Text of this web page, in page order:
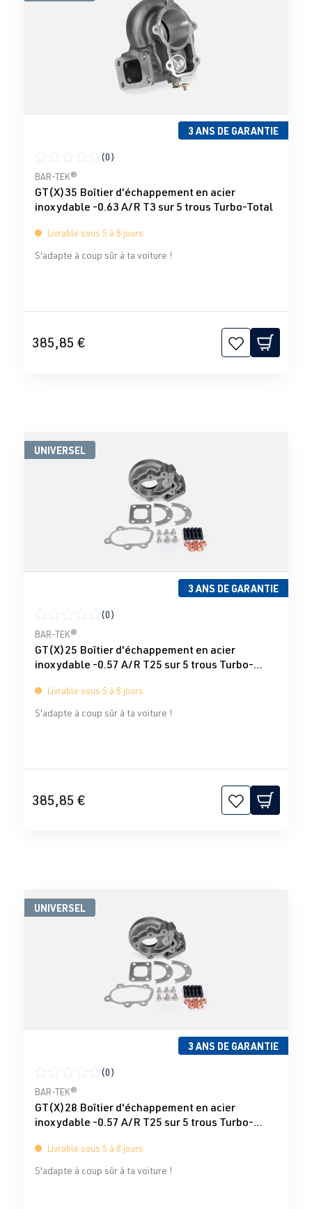
3 ANS DE GARANTIE
Note moyenne de 0 sur 5 étoiles
(0)
BAR-TEK®
GT(X)35 Boîtier d'échappement en acier
inoxydable -0.63 A/R T3 sur 5 trous Turbo-Total
Livrable sous 5 à 8 jours
S'adapte à coup sûr à ta voiture !
385,85 €
UNIVERSEL
3 ANS DE GARANTIE
Note moyenne de 0 sur 5 étoiles
(0)
BAR-TEK®
GT(X)25 Boîtier d'échappement en acier
inoxydable -0.57 A/R T25 sur 5 trous Turbo-
Livrable sous 5 à 8 jours
S'adapte à coup sûr à ta voiture !
385,85 €
UNIVERSEL
3 ANS DE GARANTIE
Note moyenne de 0 sur 5 étoiles
(0)
BAR-TEK®
GT(X)28 Boîtier d'échappement en acier
inoxydable -0.57 A/R T25 sur 5 trous Turbo-
Livrable sous 5 à 8 jours
S'adapte à coup sûr à ta voiture !